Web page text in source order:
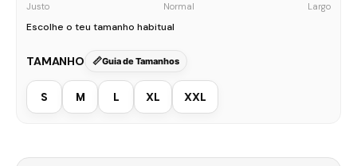
Justo Normal Largo
Escolhe o teu tamanho habitual
TAMANHO Guia de Tamanhos
S M L XL XXL